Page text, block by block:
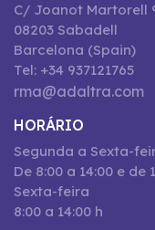
C/ Joanot Martorell
08203 Sabadell
Barcelona (Spain)
Tel: +34 937121765
rma@adaltra.com
HORÁRIO
Segunda a Sexta-
De 8:00 a 14:00 e de
Sexta-feira
8:00 a 14:00 h